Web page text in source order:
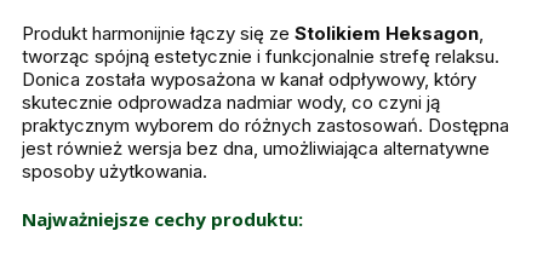
Produkt harmonijnie łączy się ze Stolikiem Heksagon,
tworząc spójną estetycznie i funkcjonalnie strefę relaksu.
Donica została wyposażona w kanał odpływowy, który
skutecznie odprowadza nadmiar wody, co czyni ją
praktycznym wyborem do różnych zastosowań. Dostępna
jest również wersja bez dna, umożliwiająca alternatywne
sposoby użytkowania.
Najważniejsze cechy produktu: